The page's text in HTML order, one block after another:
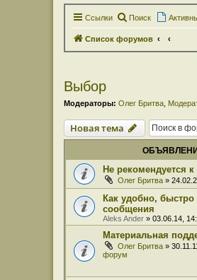
Ссылки Поиск
Список форумов
Выбор
Модераторы: Олег Бритва
Новая тема
Не рекомендуется к
Олег Бритва »
Как удобно,
сообщения
Aleks Ander » 03.06.14,
Материальная
Олег Бритва »
форум